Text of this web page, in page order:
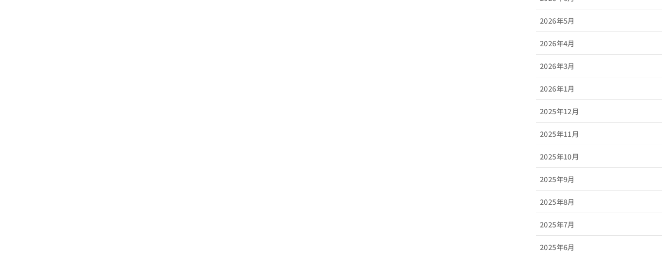
2026年5月
2026年4月
2026年3月
2026年1月
2025年12月
2025年11月
2025年10月
2025年9月
2025年8月
2025年7月
2025年6月